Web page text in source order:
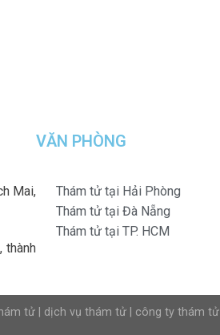
Mai,
thành
VĂN PHÒNG
Thám tử tại Hải Phòng
Thám tử tại Đà Nẵng
Thám tử tại TP. HCM
tử dịch vụ thám tử công ty thám tử